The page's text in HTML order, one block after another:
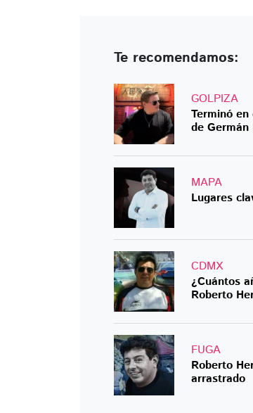
Te recomendamos:
GOLPIZA
Terminó
de Germán
MAPA
Lugares
CDMX
¿Cuántos
Roberto
FUGA
Roberto
arrastrado